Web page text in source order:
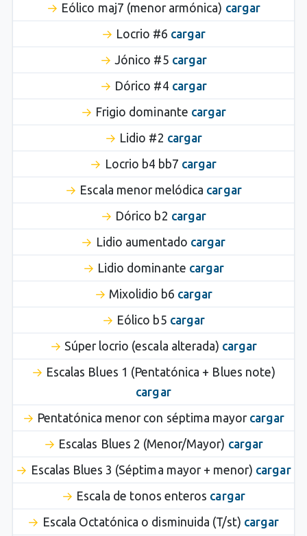
Eólico maj7 (menor armónica) cargar
Locrio #6 cargar
Jónico #5 cargar
Dórico #4 cargar
Frigio dominante cargar
Lidio #2 cargar
Locrio b4 bb7 cargar
Escala menor melódica cargar
Dórico b2 cargar
Lidio aumentado cargar
Lidio dominante cargar
Mixolidio b6 cargar
Eólico b5 cargar
Súper locrio (escala alterada) cargar
Escalas Blues 1 (Pentatónica + Blues note)
cargar
Pentatónica menor con séptima mayor cargar
Escalas Blues 2 (Menor/Mayor) cargar
Escalas Blues 3 (Séptima mayor + menor) cargar
Escala de tonos enteros cargar
Escala Octatónica o disminuida (T/st) cargar